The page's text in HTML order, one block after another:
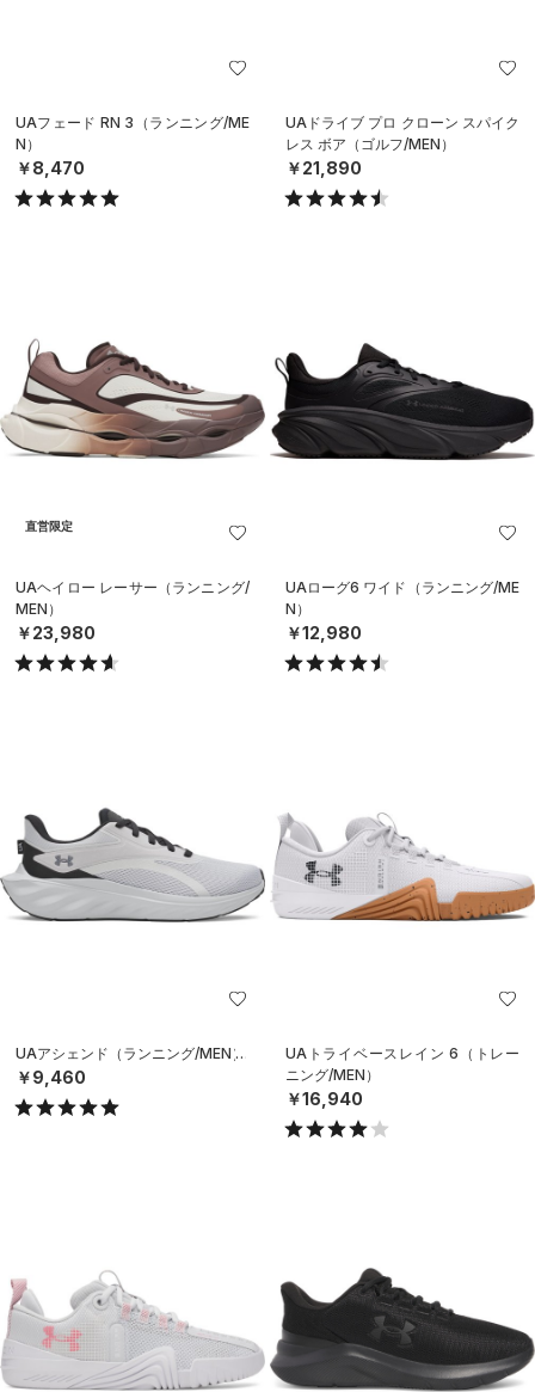
UAフェード RN 3（ランニング/ME
N）
￥8,470
UAドライブ プロ クローン スパイク
レス ボア（ゴルフ/MEN）
￥21,890
直営限定
UAヘイロー レーサー（ランニング/
MEN）
￥23,980
UAローグ6 ワイド（ランニング/ME
N）
￥12,980
UAアシェンド（ランニング/MEN）
￥9,460
UAトライベースレイン 6（トレー
ニング/MEN）
￥16,940